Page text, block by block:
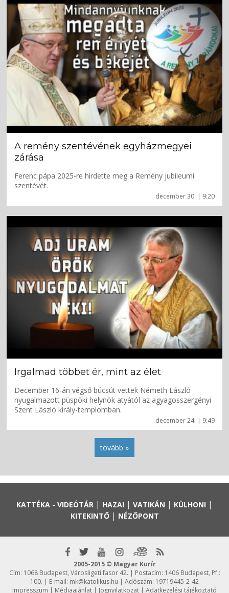
december 30. | 9:20
A remény szentévének egyházmegyei
zárása
Ferenc pápa 2025-re hirdette meg a Remény jubileumi
szentévét.
december 24. | 9:49
Irgalmad többet ér, mint az élet
December 16-án végső búcsút vettek Németh László
nyugalmazott püspöki helynök atyától az agyagosszergényi
Szent László király-templomban.
tovább »
KATTÉKA - VIDEÓTÁR | HAZAI | VATIKÁN | KÜLHONI |
KITEKINTŐ| NÉZŐPONT
2005-2015 © Magyar Kurír
Cím: 1068 Budapest, Városligeti fasor 42. | Postacím: 1406 Budapest, Pf.:
100. | E-mail: mk@katolikus.hu | Adószám: 19719445-2-42
Impresszum | Médiaajánlat | Jognyilatkozat | Adatkezelési tájékoztató